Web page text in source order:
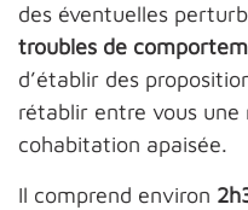
des éventuelles
troubles de
d’établir des
rétablir entre vous
cohabitation apaisée.
Il comprend environ